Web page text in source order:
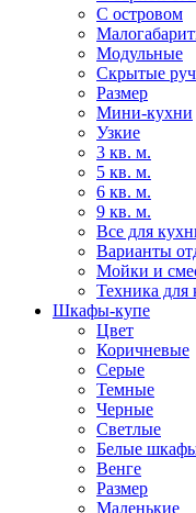
С островом
Модульные
Скрытые
Размер
Мини-кухни
Узкие
3 кв. м.
5 кв. м.
6 кв. м.
9 кв. м.
Все для
Варианты
Мойки и
Техника для
Шкафы-купе
Цвет
Коричневые
Серые
Темные
Черные
Светлые
Белые
Венге
Размер
Маленькие